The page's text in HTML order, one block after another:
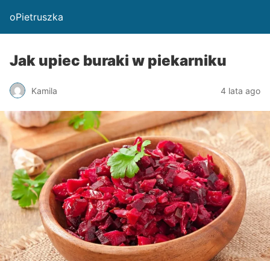
oPietruszka
Jak upiec buraki w piekarniku
Kamila 4 lata ago